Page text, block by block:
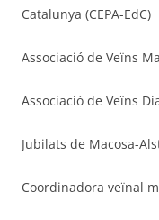
Catalunya (CEPA-EdC)
Associació de Veïns
Associació de Veïns
Jubilats de Macosa-
Coordinadora veïnal